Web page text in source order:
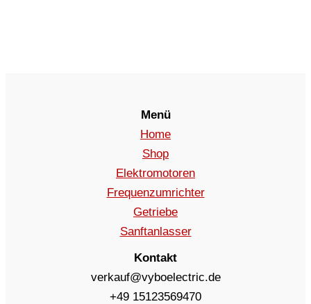
Menü
Home
Shop
Elektromotoren
Frequenzumrichter
Getriebe
Sanftanlasser
Kontakt
verkauf@vyboelectric.de
+49 15123569470